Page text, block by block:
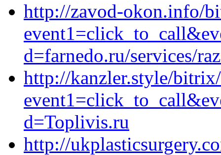
http://zavod-okon.info/
d=farnedo.ru/services/
http://kanzler.style/
d=Toplivis.ru
http://